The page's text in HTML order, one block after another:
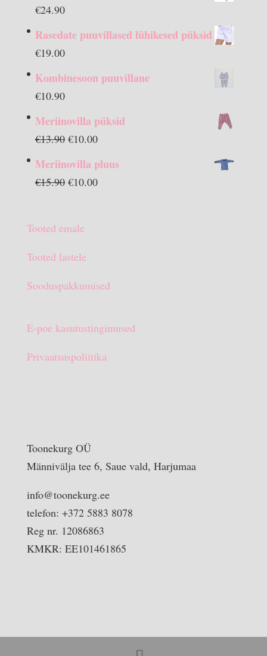
€24.90
Rasedate puuvillased lühikesed püksid
€19.00
Kombinesoon puuvillane
€10.90
Meriinovilla püksid
€13.90 Algne
€10.00Praegune
on:
Meriinovilla pluus
€15.90 Algne
€15.90.
€10.00Praegune
Tooted emale
Tooted lastele
Sooduspakkumised
E-poe kasutustingimused
Privaatsuspoliitika
Toonekurg OÜ
Männivälja tee 6, Saue vald, Harjumaa
info@toonekurg.ee
telefon: +372 5883 8078
Reg nr. 12086863
KMKR: EE101461865